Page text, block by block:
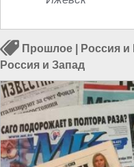
Прошлое Россия
Россия и Запад